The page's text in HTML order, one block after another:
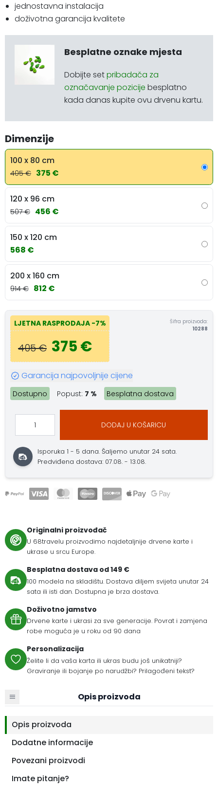
jednostavna instalacija
doživotna garancija kvalitete
Besplatne oznake mjesta
Dobijte setpribadača za
označavanje pozicije besplatno
kada danas kupite ovu drvenu kartu.
Dimenzije
100 x 80 cm
405 € 375 €
120 x 96 cm
507 € 456 €
150 x 120 cm
568 €
200 x 160 cm
914 € 812 €
LJETNA RASPRODAJA -7%
405 € 375 €
Šifra proizvoda:
10288
Garancija najpovoljnije cijene
Dostupno Popust: 7 % Besplatna dostava
DODAJ U KOŠARICU
Isporuka 1 - 5 dana.Šaljemo unutar 24 sata.
Predviđena dostava: 07.08. - 13.08.
Originalni proizvođač
U 68travelu proizvodimo najdetaljnije drvene karte i
ukrase u srcu Europe.
Besplatna dostava od 149 €
100 modela na skladištu. Dostava diljem svijeta unutar 24
sata ili isti dan. Dostupna je brza dostava.
Doživotno jamstvo
Drvene karte i ukrasi za sve generacije. Povrat i zamjena
robe moguća je u roku od 90 dana
Personalizacija
Želite li da vaša karta ili ukras budu još unikatniji?
Graviranje ili bojanje po narudžbi? Prilagođeni tekst?
Opis proizvoda
Opis proizvoda
Dodatne informacije
Povezani proizvodi
Imate pitanje?